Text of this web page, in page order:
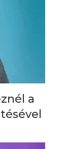
a